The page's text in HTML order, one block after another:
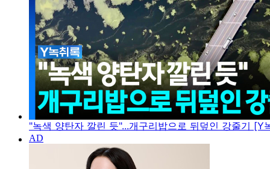
"녹색 양탄자 깔린 듯"...개구리밥으로 뒤덮인 강줄기 [Y